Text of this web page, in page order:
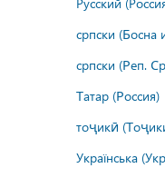
српски (Босна
српски (Реп.
Татар (Россия)
тоҷикӣ
Українська